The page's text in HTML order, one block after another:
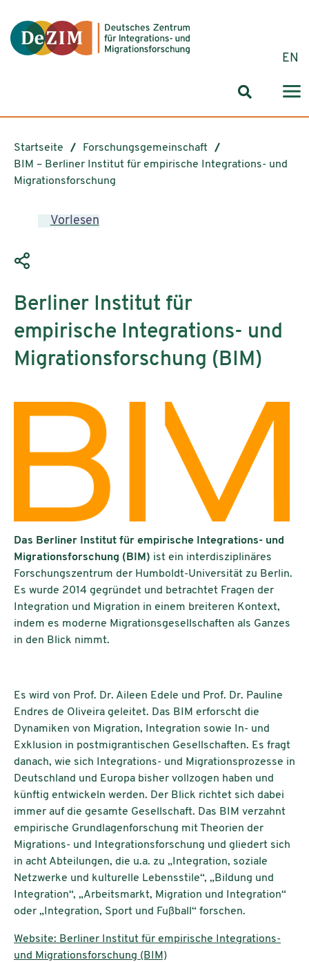
EN
Startseite
Forschungsgemeinschaft
BIM – Berliner Institut für empirische Integrations- und
Migrationsforschung
Vorlesen
Berliner Institut für
empirische Integrations- und
Migrationsforschung (BIM)
Das Berliner Institut für empirische Integrations- und
Migrationsforschung (BIM) ist ein interdisziplinäres
Forschungszentrum der Humboldt-Universität zu Berlin.
Es wurde 2014 gegründet und betrachtet Fragen der
Integration und Migration in einem breiteren Kontext,
indem es moderne Migrationsgesellschaften als Ganzes
in den Blick nimmt.
Es wird von Prof. Dr. Aileen Edele und Prof. Dr. Pauline
Endres de Oliveira geleitet. Das BIM erforscht die
Dynamiken von Migration, Integration sowie In- und
Exklusion in postmigrantischen Gesellschaften. Es fragt
danach, wie sich Integrations- und Migrationsprozesse in
Deutschland und Europa bisher vollzogen haben und
künftig entwickeln werden. Der Blick richtet sich dabei
immer auf die gesamte Gesellschaft. Das BIM verzahnt
empirische Grundlagenforschung mit Theorien der
Migrations- und Integrationsforschung und gliedert sich
in acht Abteilungen, die u.a. zu „Integration, soziale
Netzwerke und kulturelle Lebensstile“, „Bildung und
Integration“, „Arbeitsmarkt, Migration und Integration“
oder „Integration, Sport und Fußball“ forschen.
Website: Berliner Institut für empirische Integrations-
und Migrationsforschung (BIM)